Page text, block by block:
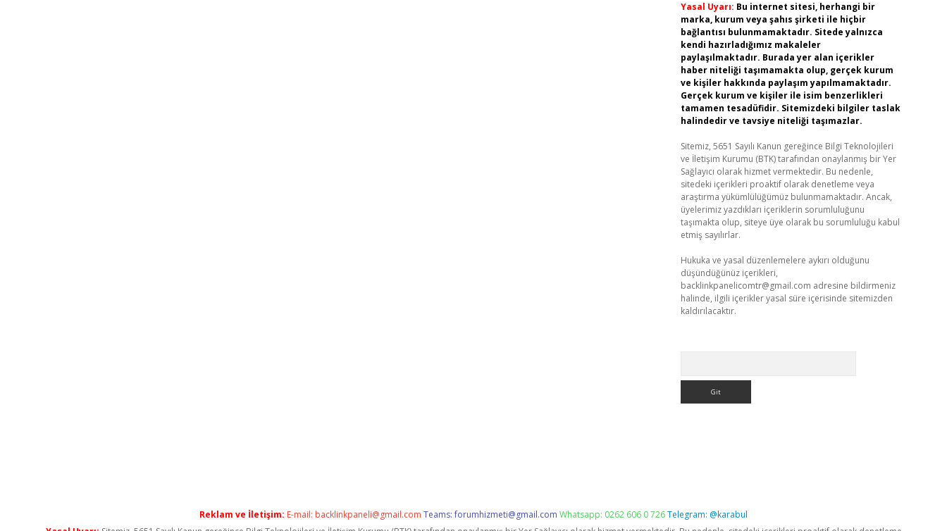
Yasal Uyarı: Bu internet sitesi, herhangi bir
marka, kurum veya şahıs şirketi ile hiçbir
bağlantısı bulunmamaktadır. Sitede yalnızca
kendi hazırladığımız makaleler
paylaşılmaktadır. Burada yer alan içerikler
haber niteliği taşımamakta olup, gerçek kurum
ve kişiler hakkında paylaşım yapılmamaktadır.
Gerçek kurum ve kişiler ile isim benzerlikleri
tamamen tesadüfidir. Sitemizdeki bilgiler taslak
halindedir ve tavsiye niteliği taşımazlar.
Sitemiz, 5651 Sayılı Kanun gereğince Bilgi Teknolojileri
ve İletişim Kurumu (BTK) tarafından onaylanmış bir Yer
Sağlayıcı olarak hizmet vermektedir. Bu nedenle,
sitedeki içerikleri proaktif olarak denetleme veya
araştırma yükümlülüğümüz bulunmamaktadır. Ancak,
üyelerimiz yazdıkları içeriklerin sorumluluğunu
taşımakta olup, siteye üye olarak bu sorumluluğu kabul
etmiş sayılırlar.
Hukuka ve yasal düzenlemelere aykırı olduğunu
düşündüğünüz içerikleri,
backlinkpanelicomtr@gmail.com adresine bildirmeniz
halinde, ilgili içerikler yasal süre içerisinde sitemizden
kaldırılacaktır.
Reklam ve İletişim: E-mail: backlinkpaneli@gmail.com Teams:forumhizmeti@gmail.com Whatsapp: 0262 606 0 726Telegram: @karabul